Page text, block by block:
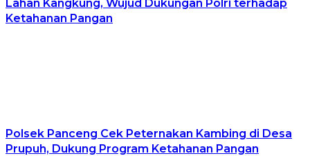
Lahan Kangkung, Wujud Dukungan Polri terhadap
Ketahanan Pangan
Polsek Panceng Cek Peternakan Kambing di Desa
Prupuh, Dukung Program Ketahanan Pangan